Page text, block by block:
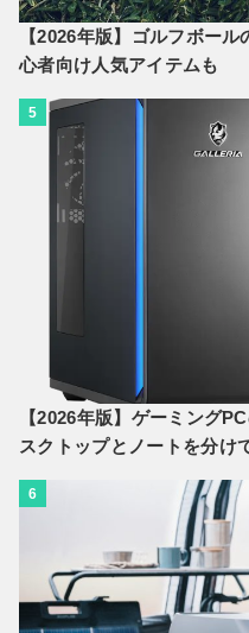
【2026年版】ゴルフボー
心者向け人気アイテムも
5
【2026年版】ゲーミング
スクトップとノートを分け
6